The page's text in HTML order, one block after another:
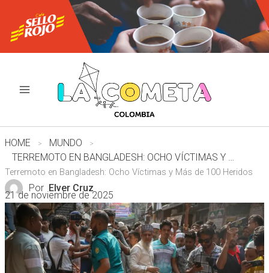
contenido
HOME
MUNDO
TERREMOTO EN BANGLADESH: OCHO VÍCTIMAS Y MÁS DE 100 HERIDOS
Terremoto en Bangladesh: Ocho Víctimas y Más de 100 Heridos
Por Elver Cruz
21 de noviembre de 2025